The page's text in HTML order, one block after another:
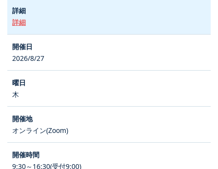
詳細
2026/8/27
木
オンライン(Zoom)
9:30～16:30(受付9:00)